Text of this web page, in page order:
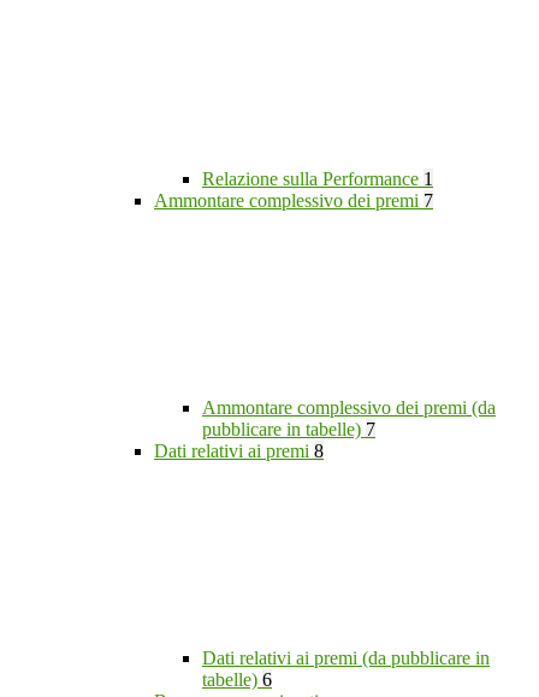
Relazione sulla Performance 1
Ammontare complessivo dei premi 7
Ammontare complessivo dei premi (da
pubblicare in tabelle) 7
Dati relativi ai premi 8
Dati relativi ai premi (da pubblicare in
tabelle) 6